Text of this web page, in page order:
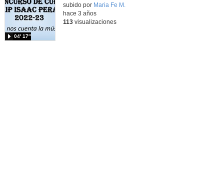
Contenido educativo.
subido por Maria Fe M.
04′ 17″
hace 3 años
113visualizaciones